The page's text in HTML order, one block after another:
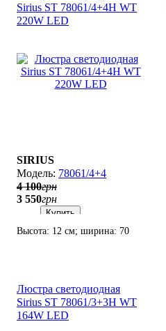
Sirius ST 78061/4+4H WT
220W LED
SIRIUS
78061/4+4
4 100грн
3 550грн
Купить
Высота: 12 см; ширина: 70
Люстра светодиодная
Sirius ST 78061/3+3H WT
164W LED